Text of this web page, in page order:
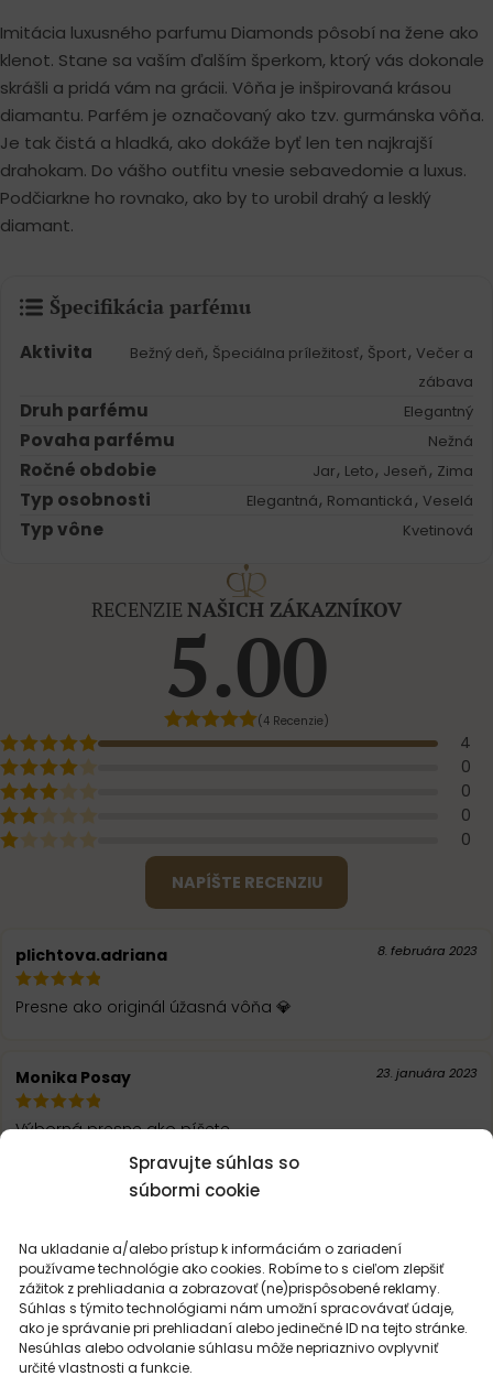
Spravujte súhlas so
súbormi cookie
Na ukladanie a/alebo prístup k informáciám o zariadení
používame technológie ako cookies. Robíme to s cieľom zlepšiť
zážitok z prehliadania a zobrazovať (ne)prispôsobené reklamy.
Súhlas s týmito technológiami nám umožní spracovávať údaje,
ako je správanie pri prehliadaní alebo jedinečné ID na tejto stránke.
Nesúhlas alebo odvolanie súhlasu môže nepriaznivo ovplyvniť
určité vlastnosti a funkcie.
Imitácia luxusného parfumu Diamonds pôsobí na žene ako
klenot. Stane sa vaším ďalším šperkom, ktorý vás dokonale
skrášli a pridá vám na grácii. Vôňa je inšpirovaná krásou
diamantu. Parfém je označovaný ako tzv. gurmánska vôňa.
Je tak čistá a hladká, ako dokáže byť len ten najkrajší
drahokam. Do vášho outfitu vnesie sebavedomie a luxus.
Podčiarkne ho rovnako, ako by to urobil drahý a lesklý
diamant.
Špecifikácia parfému
Aktivita Bežný deň, Špeciálna príležitosť, Šport, Večer a
zábava
Druh parfému Elegantný
Povaha parfému Nežná
Ročné obdobie Jar, Leto, Jeseň , Zima
Typ osobnosti Elegantná, Romantická , Veselá
Typ vône Kvetinová
RECENZIE NAŠICH ZÁKAZNÍKOV
5.00
(4 Recenzie)
4
0
0
0
0
NAPÍŠTE RECENZIU
plichtova.adriana 8. februára 2023
Presne ako originál úžasná vôňa 💎
Monika Posay 23. januára 2023
Výborná presne ako píšete
Miriam Csolleova
😀😀😀😀
Andrea 12. júla 2022
Vôňa presne ako originál, vďaka